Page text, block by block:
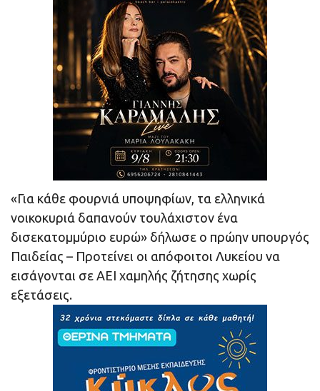
«Για κάθε φουρνιά υποψηφίων, τα ελληνικά
νοικοκυριά δαπανούν τουλάχιστον ένα
δισεκατομμύριο ευρώ» δήλωσε ο πρώην υπουργός
Παιδείας – Προτείνει οι απόφοιτοι Λυκείου να
εισάγονται σε ΑΕΙ χαμηλής ζήτησης χωρίς
εξετάσεις.